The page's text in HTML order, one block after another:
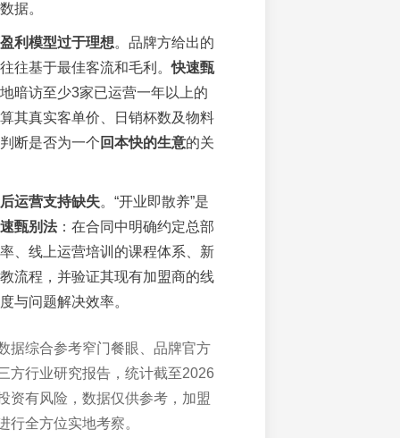
据。
利模型过于理想。品牌方给出的
往基于最佳客流和毛利。快速甄
暗访至少3家已运营一年以上的
其真实客单价、日销杯数及物料
断是否为一个 回本快的生意的关
运营支持缺失。“开业即散养”是
甄别法：在合同中明确约定总部
、线上运营培训的课程体系、新
流程，并验证其现有加盟商的线
与问题解决效率。
据综合参考窄门餐眼、品牌官方
方行业研究报告，统计截至2026
资有风险，数据仅供参考，加盟
行全方位实地考察。